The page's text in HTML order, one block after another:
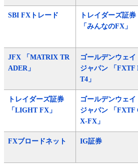
SBI FXトレード
トレイダーズ証券
「みんなのFX」
JFX 「MATRIX TR
ADER」
ゴールデンウェイ
ジャパン 「FXTF
T4」
トレイダーズ証券
「LIGHT FX」
ゴールデンウェイ
ジャパン 「FXTF
X-FX」
FXブロードネット IG証券